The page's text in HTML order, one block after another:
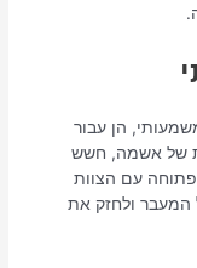
הן עבור
של אשמה, חשש
פתוחה עם הצוות
המעבר ולחזק את